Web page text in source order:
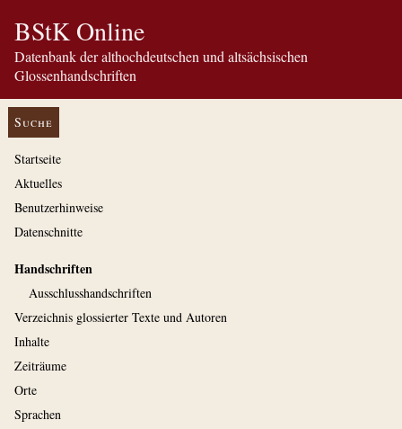
BStK Online
Datenbank der althochdeutschen und altsächsischen
Glossenhandschriften
Suche
Startseite
Aktuelles
Benutzerhinweise
Datenschnitte
Handschriften
Ausschluss­handschriften
Verzeichnis glossierter Texte und Autoren
Inhalte
Zeiträume
Orte
Sprachen